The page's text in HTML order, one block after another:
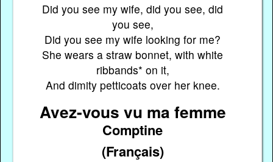
Did you see my wife, did you see, did
you see,
Did you see my wife looking for me?
She wears a straw bonnet, with white
ribbands* on it,
And dimity petticoats over her knee.
Avez-vous vu ma femme
Comptine
(Français)